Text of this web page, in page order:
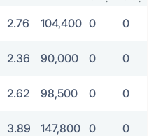
2.76 104,400 0 0
2.36 90,000 0 0
2.62 98,500 0 0
3.89 147,800 0 0